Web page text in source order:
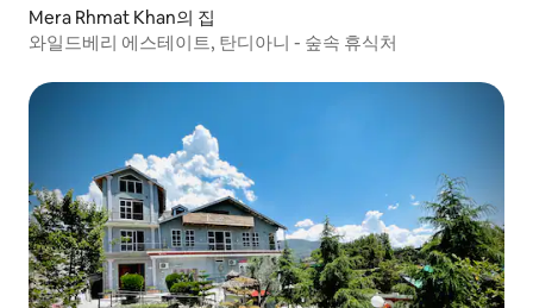
Mera Rhmat Khan의 집
와일드베리 에스테이트, 탄디아니 - 숲속 휴식처